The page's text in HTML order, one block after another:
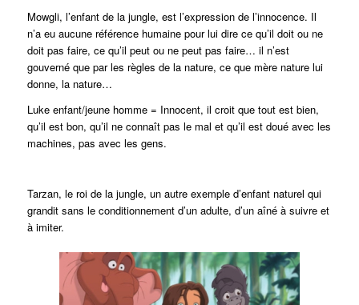
Mowgli, l’enfant de la jungle, est l’expression de l’innocence. Il
n’a eu aucune référence humaine pour lui dire ce qu’il doit ou ne
doit pas faire, ce qu’il peut ou ne peut pas faire… il n’est
gouverné que par les règles de la nature, ce que mère nature lui
donne, la nature…
Luke enfant/jeune homme = Innocent, il croit que tout est bien,
qu’il est bon, qu’il ne connaît pas le mal et qu’il est doué avec les
machines, pas avec les gens.
Tarzan, le roi de la jungle, un autre exemple d’enfant naturel qui
grandit sans le conditionnement d’un adulte, d’un aîné à suivre et
à imiter.